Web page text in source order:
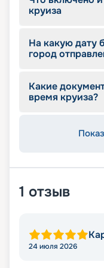
круиза
На какую дату
город
Какие
время круиза?
1 отзыв
24 июля 2026